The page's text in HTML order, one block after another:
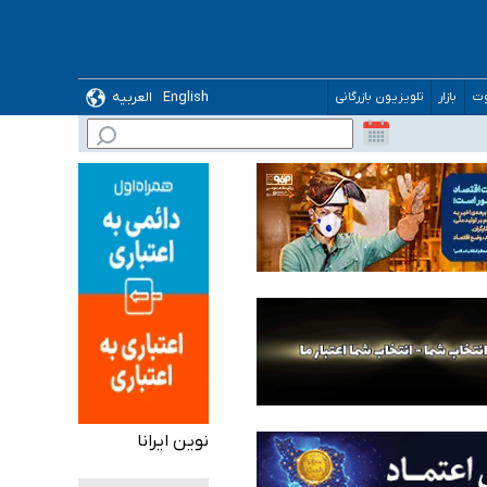
بازار تلویزیون بازرگانی English
العربیه
می‌شود
نوین ایرانا